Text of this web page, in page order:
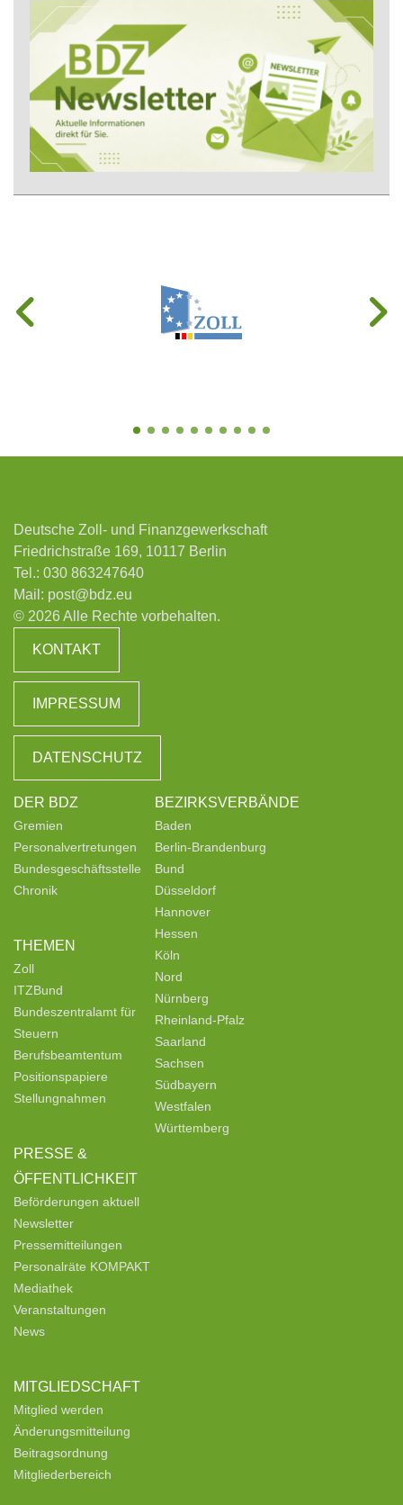
Deutsche Zoll- und Finanzgewerkschaft
Friedrichstraße 169, 10117 Berlin
Tel.: 030 863247640
Mail: post@bdz.eu
© 2026 Alle Rechte vorbehalten.
KONTAKT
IMPRESSUM
DATENSCHUTZ
DER BDZ
Gremien
Personalvertretungen
Bundesgeschäftsstelle
Chronik
THEMEN
Zoll
ITZBund
Bundeszentralamt für
Steuern
Berufsbeamtentum
Positionspapiere
Stellungnahmen
PRESSE &
ÖFFENTLICHKEIT
Beförderungen aktuell
Newsletter
Pressemitteilungen
Personalräte KOMPAKT
Mediathek
Veranstaltungen
News
MITGLIEDSCHAFT
Mitglied werden
Änderungsmitteilung
Beitragsordnung
Mitgliederbereich
BEZIRKSVERBÄNDE
Baden
Berlin-Brandenburg
Bund
Düsseldorf
Hannover
Hessen
Köln
Nord
Nürnberg
Rheinland-Pfalz
Saarland
Sachsen
Südbayern
Westfalen
Württemberg